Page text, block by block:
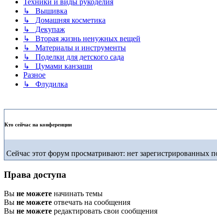
Техники и виды рукоделия
↳ Вышивка
↳ Домашняя косметика
↳ Декупаж
↳ Вторая жизнь ненужных вещей
↳ Материалы и инструменты
↳ Поделки для детского сада
↳ Цумами канзаши
Разное
↳ Флудилка
Кто сейчас на конференции
Сейчас этот форум просматривают: нет зарегистрированных
Права доступа
Вы не можете начинать темы
Вы не можете отвечать на сообщения
Вы не можете редактировать свои сообщения